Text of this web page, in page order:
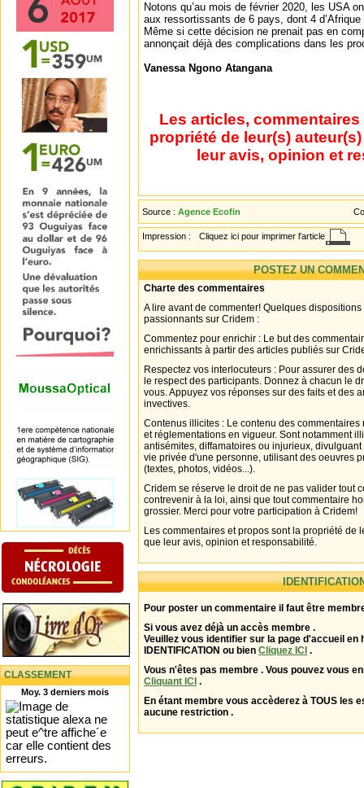
CLASSEMENT
Moy. 3 derniers mois
Notons qu’au mois de février 2020, les USA
aux ressortissants de 6 pays, dont 4 d’Afrique
Même si cette décision ne prenait pas en
annonçait déjà des complications dans les
Vanessa Ngono Atangana
Les articles,
propriété de leur(s)
leur avis, opinion et
Source : Agence Ecofin
Impression : Cliquez ici pour imprimer l'article
POSTEZ UN
Charte des commentaires
A lire avant de commenter! Quelques
passionnants sur Cridem :
Commentez pour enrichir : Le but des
enrichissants à partir des articles publiés sur
Respectez vos interlocuteurs : Pour assurer des
le respect des participants. Donnez à chacun le
vous. Appuyez vos réponses sur des faits et des
invectives.
Contenus illicites : Le contenu des
et réglementations en vigueur. Sont notamment
antisémites, diffamatoires ou injurieux,
vie privée d'une personne, utilisant des oeuvres
(textes, photos, vidéos...).
Cridem se réserve le droit de ne pas valider tout
contrevenir à la loi, ainsi que tout commentaire
grossier. Merci pour votre participation à Cridem!
Les commentaires et propos sont la propriété de
que leur avis, opinion et responsabilité.
Pour poster un commentaire il faut être
Si vous avez déjà un accès membre .
Veuillez vous identifier sur la page d'accueil en
IDENTIFICATION ou bien Cliquez ICI .
Vous n'êtes pas membre . Vous pouvez vous
Cliquant ICI .
En étant membre vous accèderez à TOUS les
aucune restriction .